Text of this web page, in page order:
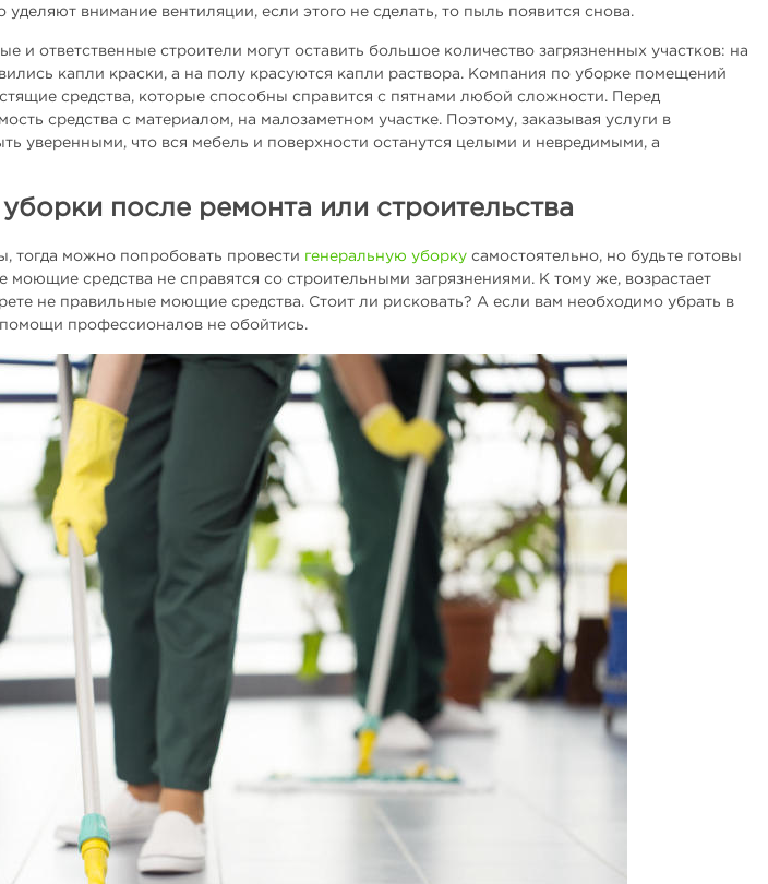
внимание вентиляции, если этого не сделать, то пыль появится снова.
и ответственные строители могут оставить большое количество загрязненных участков: на
капли краски, а на полу красуются капли раствора. Компания по уборке помещений
средства, которые способны справится с пятнами любой сложности. Перед
средства с материалом, на малозаметном участке. Поэтому, заказывая услуги в
уверенными, что вся мебель и поверхности останутся целыми и невредимыми, а
после ремонта или строительства
тогда можно попробовать провести генеральную уборку самостоятельно, но будьте готовы
моющие средства не справятся со строительными загрязнениями. К тому же, возрастает
не правильные моющие средства. Стоит ли рисковать? А если вам необходимо убрать в
профессионалов не обойтись.